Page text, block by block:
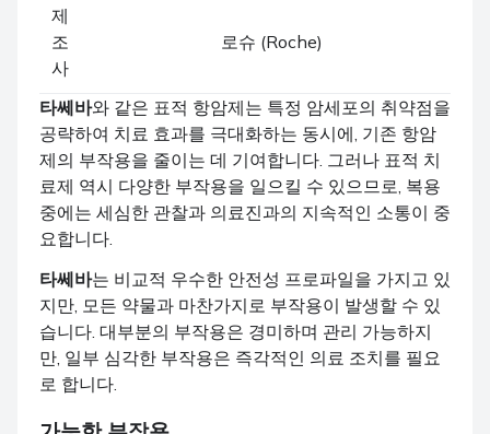
제
조
사
로슈 (Roche)
타쎄바와 같은 표적 항암제는 특정 암세포의 취약점을
공략하여 치료 효과를 극대화하는 동시에, 기존 항암
제의 부작용을 줄이는 데 기여합니다. 그러나 표적 치
료제 역시 다양한 부작용을 일으킬 수 있으므로, 복용
중에는 세심한 관찰과 의료진과의 지속적인 소통이 중
요합니다.
타쎄바는 비교적 우수한 안전성 프로파일을 가지고 있
지만, 모든 약물과 마찬가지로 부작용이 발생할 수 있
습니다. 대부분의 부작용은 경미하며 관리 가능하지
만, 일부 심각한 부작용은 즉각적인 의료 조치를 필요
로 합니다.